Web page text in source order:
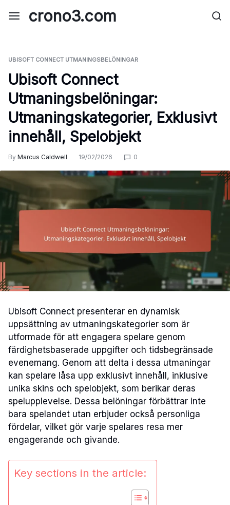
crono3.com
UBISOFT CONNECT UTMANINGSBELÖNINGAR
Ubisoft Connect
Utmaningsbelöningar:
Utmaningskategorier, Exklusivt
innehåll, Spelobjekt
By Marcus Caldwell 19/02/2026 0
Ubisoft Connect presenterar en dynamisk
uppsättning av utmaningskategorier som är
utformade för att engagera spelare genom
färdighetsbaserade uppgifter och tidsbegränsade
evenemang. Genom att delta i dessa utmaningar
kan spelare låsa upp exklusivt innehåll, inklusive
unika skins och spelobjekt, som berikar deras
spelupplevelse. Dessa belöningar förbättrar inte
bara spelandet utan erbjuder också personliga
fördelar, vilket gör varje spelares resa mer
engagerande och givande.
Key sections in the article: